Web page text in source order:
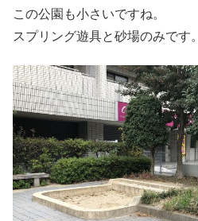
この公園も小さいですね。
スプリング遊具と砂場のみです。